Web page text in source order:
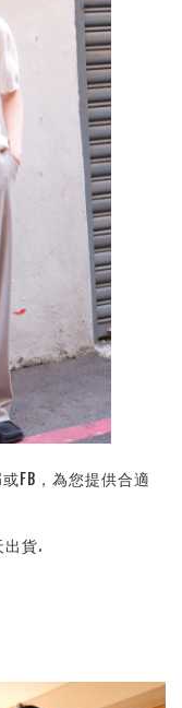
FB，為您提供合適
出貨.